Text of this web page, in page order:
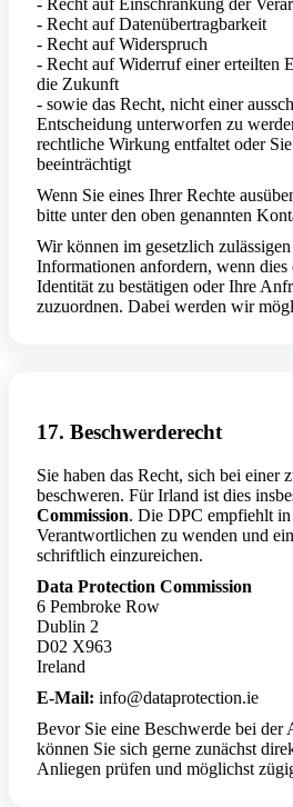
- Recht auf Datenübertragbarkeit
- Recht auf Widerspruch
- Recht auf Widerruf einer
die Zukunft
- sowie das Recht, nicht einer
Entscheidung unterworfen zu
rechtliche Wirkung entfaltet oder
beeinträchtigt
Wenn Sie eines Ihrer Rechte
bitte unter den oben genannten
Wir können im gesetzlich
Informationen anfordern, wenn
Identität zu bestätigen oder Ihre
zuzuordnen. Dabei werden wir
17. Beschwerderecht
Sie haben das Recht, sich bei einer
beschweren. Für Irland ist dies
Commission. Die DPC empfiehlt in
Verantwortlichen zu wenden und
schriftlich einzureichen.
Data Protection Commission
6 Pembroke Row
Dublin 2
D02 X963
Ireland
E-Mail: info@dataprotection.ie
Bevor Sie eine Beschwerde bei der
können Sie sich gerne zunächst
Anliegen prüfen und möglichst